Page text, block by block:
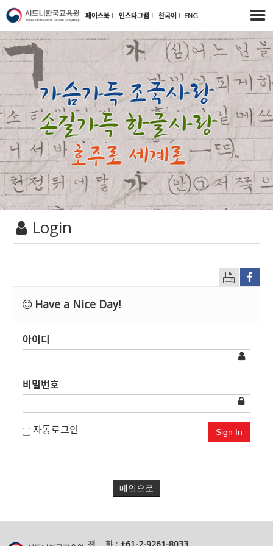
페이스북 l 인스타그램 l 한국어 l ENG
Login
Have a Nice Day!
아이디
비밀번호
자동로그인 Sign In
메인으로